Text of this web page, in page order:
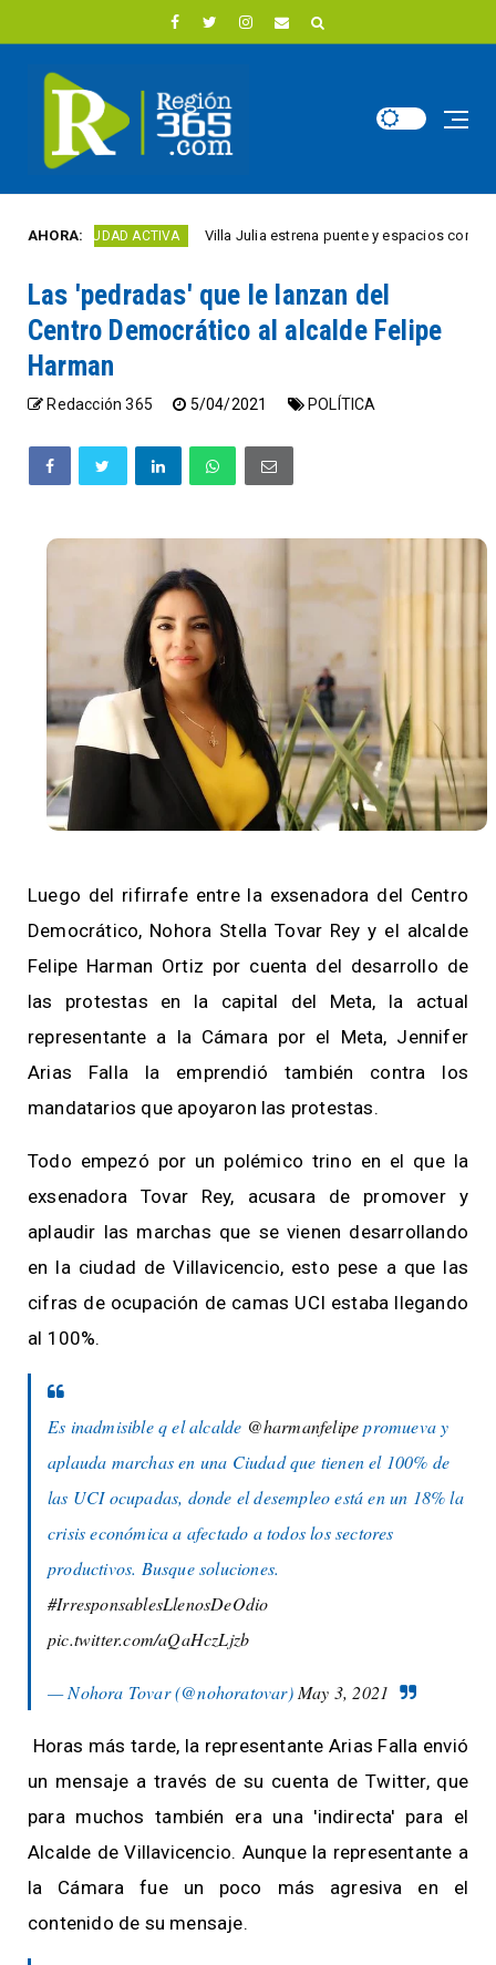
AHORA:
CIUDAD ACTIVA Villa Julia estrena puente y espacios comerciales
Las 'pedradas' que le lanzan del
Centro Democrático al alcalde Felipe
Harman
Redacción 365 5/04/2021 POLÍTICA
Luego del rifirrafe entre la exsenadora del Centro
Democrático, Nohora Stella Tovar Rey y el alcalde
Felipe Harman Ortiz por cuenta del desarrollo de
las protestas en la capital del Meta, la actual
representante a la Cámara por el Meta, Jennifer
Arias Falla la emprendió también contra los
mandatarios que apoyaron las protestas.
Todo empezó por un polémico trino en el que la
exsenadora Tovar Rey, acusara de promover y
aplaudir las marchas que se vienen desarrollando
en la ciudad de Villavicencio, esto pese a que las
cifras de ocupación de camas UCI estaba llegando
al 100%.
Es inadmisible q el alcalde @harmanfelipepromueva y
aplauda marchas en una Ciudad que tienen el 100% de
las UCI ocupadas, donde el desempleo está en un 18% la
crisis económica a afectado a todos los sectores
productivos. Busque soluciones.
#IrresponsablesLlenosDeOdio
pic.twitter.com/aQaHczLjzb
— Nohora Tovar (@nohoratovar)May 3, 2021
Horas más tarde, la representante Arias Falla envió
un mensaje a través de su cuenta de Twitter, que
para muchos también era una 'indirecta' para el
Alcalde de Villavicencio. Aunque la representante a
la Cámara fue un poco más agresiva en el
contenido de su mensaje.